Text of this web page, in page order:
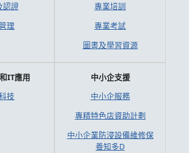
認證
理
專業培訓
專業考試
圖書及學習資源
IT應用
技
中小企支援
中小企服務
專精特色店資助計劃
中小企業防浸設備維修保
養知多D